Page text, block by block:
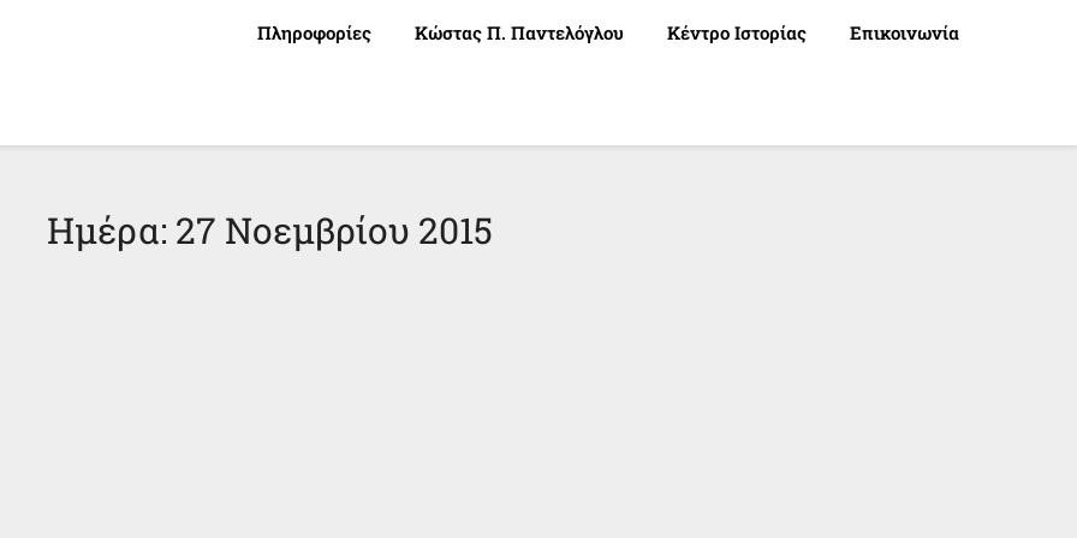
Πληροφορίες Κώστας Π. Παντελόγλου Κέντρο Ιστορίας Επικοινωνία
Ημέρα: 27 Νοεμβρίου 2015